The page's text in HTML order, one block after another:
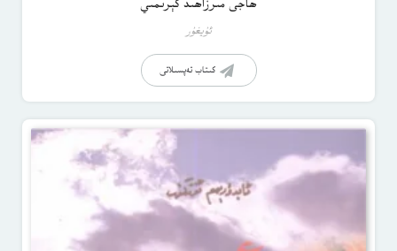
ھاجى مىرزاھىد كېرىمىي
ئۇيغۇر
كىتاب تەپسىلاتى